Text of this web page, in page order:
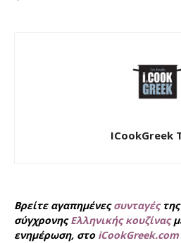
ICookGreek
Βρείτε αγαπημένεςσυνταγέςτης
σύγχρονηςΕλληνικής κουζίνας
ενημέρωση, στο iCookGreek.com